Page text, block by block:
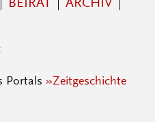
BEIRAT
ARCHIV
Portals »Zeitgeschichte